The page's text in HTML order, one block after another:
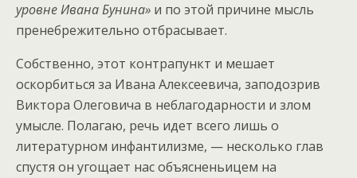
уровне Ивана Бунина» и по этой причине мысль
пренебрежительно отбрасывает.
Собственно, этот контрапункт и мешает
оскорбиться за Ивана Алексеевича, заподозрив
Виктора Олеговича в неблагодарности и злом
умысле. Полагаю, речь идет всего лишь о
литературном инфантилизме, — несколько глав
спустя он угощает нас объясненьицем на